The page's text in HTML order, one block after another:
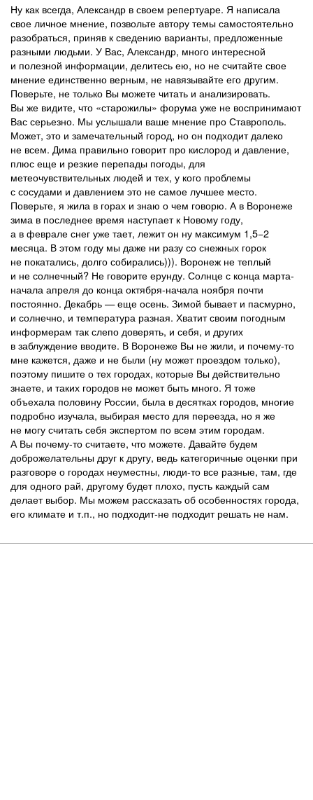
Ну как всегда, Александр в своем репертуаре. Я написала
свое личное мнение, позвольте автору темы самостоятельно
разобраться, приняв к сведению варианты, предложенные
разными людьми. У Вас, Александр, много интересной
и полезной информации, делитесь ею, но не считайте свое
мнение единственно верным, не навязывайте его другим.
Поверьте, не только Вы можете читать и анализировать.
Вы же видите, что «старожилы» форума уже не воспринимают
Вас серьезно. Мы услышали ваше мнение про Ставрополь.
Может, это и замечательный город, но он подходит далеко
не всем. Дима правильно говорит про кислород и давление,
плюс еще и резкие перепады погоды, для
метеочувствительных людей и тех, у кого проблемы
с сосудами и давлением это не самое лучшее место.
Поверьте, я жила в горах и знаю о чем говорю. А в Воронеже
зима в последнее время наступает к Новому году,
а в феврале снег уже тает, лежит он ну максимум 1,5−2
месяца. В этом году мы даже ни разу со снежных горок
не покатались, долго собирались))). Воронеж не теплый
и не солнечный? Не говорите ерунду. Солнце с конца марта-
начала апреля до конца октября-начала ноября почти
постоянно. Декабрь — еще осень. Зимой бывает и пасмурно,
и солнечно, и температура разная. Хватит своим погодным
информерам так слепо доверять, и себя, и других
в заблуждение вводите. В Воронеже Вы не жили, и почему-то
мне кажется, даже и не были (ну может проездом только),
поэтому пишите о тех городах, которые Вы действительно
знаете, и таких городов не может быть много. Я тоже
объехала половину России, была в десятках городов, многие
подробно изучала, выбирая место для переезда, но я же
не могу считать себя экспертом по всем этим городам.
А Вы почему-то считаете, что можете. Давайте будем
доброжелательны друг к другу, ведь категоричные оценки при
разговоре о городах неуместны, люди-то все разные, там, где
для одного рай, другому будет плохо, пусть каждый сам
делает выбор. Мы можем рассказать об особенностях города,
его климате и т.п., но подходит-не подходит решать не нам.